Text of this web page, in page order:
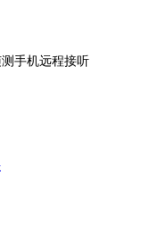
手机远程接听